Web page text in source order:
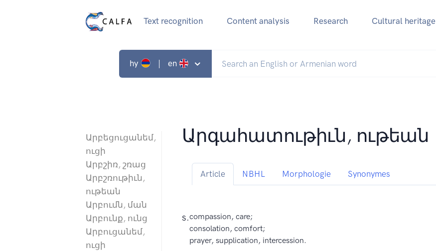
Text recognition Content analysis Research Cultural heritage
hy | en
Արբեցուցանեմ,
ուցի
Արբշիռ, շռաց
Արբշռութիւն,
ութեան
Արբումն, ման
Արբունք, ունց
Արբուցանեմ,
ուցի
Արգահատութիւն, ութեան
Article NBHL Morphologie Synonymes
s.compassion, care;
consolation, comfort;
prayer, supplication, intercession.